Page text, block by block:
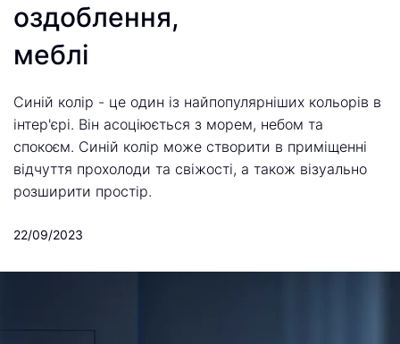
оздоблення,
меблі
Синій колір - це один із найпопулярніших кольорів в
інтер'єрі. Він асоціюється з морем, небом та
спокоєм. Синій колір може створити в приміщенні
відчуття прохолоди та свіжості, а також візуально
розширити простір.
22/09/2023